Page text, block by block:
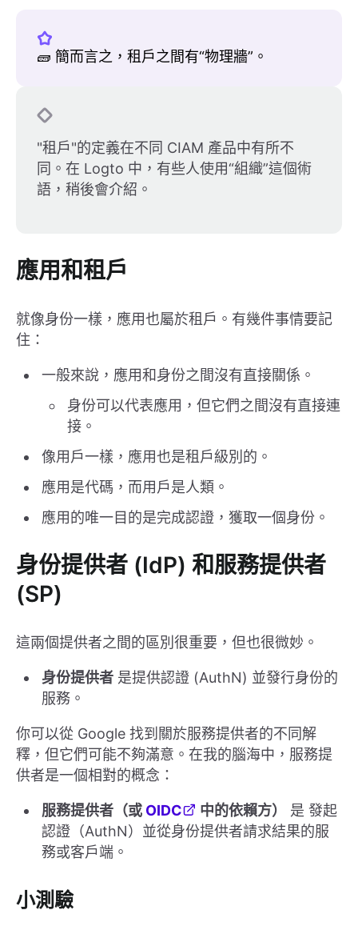
🧱 簡而言之，租戶之間有“物理牆”。
"租戶"的定義在不同 CIAM 產品中有所不
同。在 Logto 中，有些人使用“組織”這個術
語，稍後會介紹。
應用和租戶
就像身份一樣，應用也屬於租戶。有幾件事情要記
住：
一般來說，應用和身份之間沒有直接關係。
身份可以代表應用，但它們之間沒有直接連
接。
像用戶一樣，應用也是租戶級別的。
應用是代碼，而用戶是人類。
應用的唯一目的是完成認證，獲取一個身份。
身份提供者 (IdP) 和服務提供者
(SP)
這兩個提供者之間的區別很重要，但也很微妙。
身份提供者 是提供認證 (AuthN) 並發行身份的
服務。
你可以從 Google 找到關於服務提供者的不同解
釋，但它們可能不夠滿意。在我的腦海中，服務提
供者是一個相對的概念：
服務提供者（或 OIDC 中的依賴方）
是 發起
認證（AuthN）並從身份提供者請求結果的服
務或客戶端。
小測驗